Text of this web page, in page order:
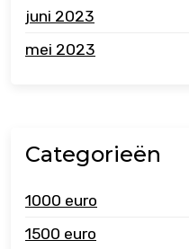
juni 2023
mei 2023
Categorieën
1000 euro
1500 euro